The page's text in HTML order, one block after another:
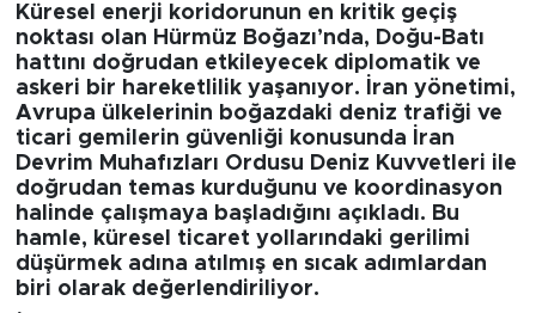
Küresel enerji koridorunun en kritik geçiş
noktası olan Hürmüz Boğazı’nda, Doğu-Batı
hattını doğrudan etkileyecek diplomatik ve
askeri bir hareketlilik yaşanıyor. İran yönetimi,
Avrupa ülkelerinin boğazdaki deniz trafiği ve
ticari gemilerin güvenliği konusunda
İran
Devrim Muhafızları Ordusu Deniz Kuvvetleri ile
doğrudan temas kurduğunu ve koordinasyon
halinde çalışmaya başladığını açıkladı. Bu
hamle, küresel ticaret yollarındaki gerilimi
düşürmek adına atılmış en sıcak adımlardan
biri olarak değerlendiriliyor.